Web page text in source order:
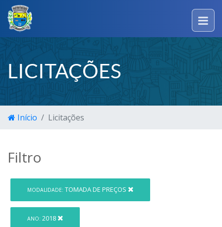
LICITAÇÕES
Início Licitações
Filtro
MODALIDADE: TOMADA DE PREÇOS
ANO: 2018